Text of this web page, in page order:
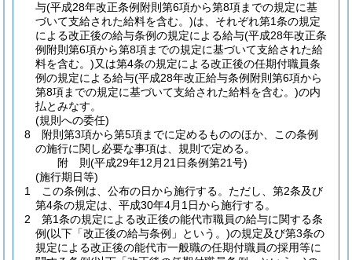
与(平成28年改正条例附則第6項から第8項までの規定に基
づいて支給された給料を含む。)は、それぞれ第1条の規定
による改正後の給与条例の規定による給与(平成28年改正条
例附則第6項から第8項までの規定に基づいて支給された給
料を含む。)又は第4条の規定による改正後の任期付職員条
例の規定による給与(平成28年改正給与条例附則第6項から
第8項までの規定に基づいて支給された給料を含む。)の内
払とみなす。
(規則への委任)
8
附則第3項から第5項までに定めるもののほか、この条例
の施行に関し必要な事項は、規則で定める。
附 則(平成29年12月21日条例第21号)
(施行期日等)
1
この条例は、公布の日から施行する。 ただし、第2条及び
第4条の規定は、平成30年4月1日から施行する。
2
第1条の規定による改正後の能代市職員の給与に関する条
例(以下「改正後の給与条例」という。)の規定及び第3条の
規定による改正後の能代市一般職の任期付職員の採用等に